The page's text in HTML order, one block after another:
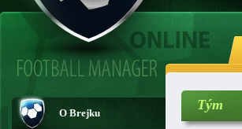
O Brejku
Tým